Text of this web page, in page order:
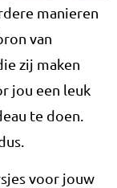
manieren
van
zij maken
jou een leuk
te doen.
voor jouw